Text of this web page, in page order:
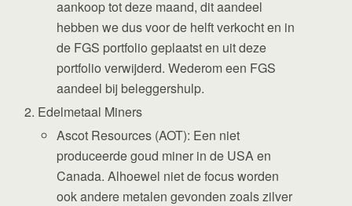
aankoop tot deze maand, dit aandeel
hebben we dus voor de helft verkocht en in
de FGS portfolio geplaatst en uit deze
portfolio verwijderd. Wederom een FGS
aandeel bij beleggershulp.
Edelmetaal Miners
Ascot Resources (AOT): Een niet
produceerde goud miner in de USA en
Canada. Alhoewel niet de focus worden
ook andere metalen gevonden zoals zilver